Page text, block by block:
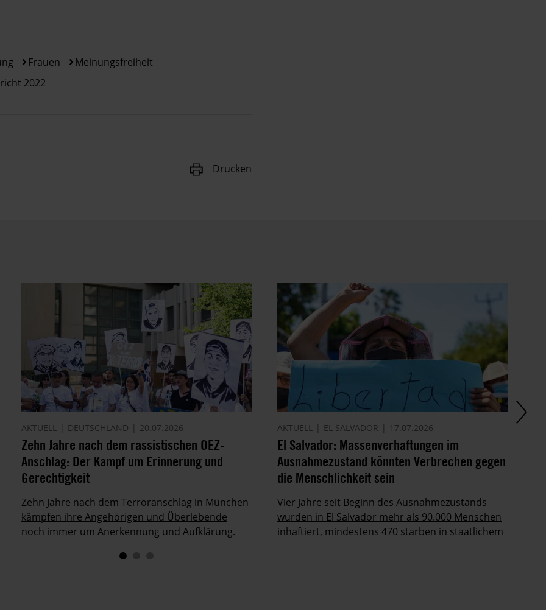
Frauen
Meinungsfreiheit
2022
Drucken
AKTUELL DEUTSCHLAND 20.07.2026
Zehn Jahre nach dem rassistischen OEZ-
Anschlag: Der Kampf um Erinnerung und
Gerechtigkeit
Zehn Jahre nach dem Terroranschlag in München
kämpfen ihre Angehörigen und Überlebende
noch immer um Anerkennung und Aufklärung.
AKTUELL EL SALVADOR 17.07.2026
El Salvador: Massenverhaftungen im
Ausnahmezustand könnten Verbrechen gegen
die Menschlichkeit sein
Vier Jahre seit Beginn des Ausnahmezustands
wurden in El Salvador mehr als 90.000 Menschen
inhaftiert, mindestens 470 starben in staatlichem